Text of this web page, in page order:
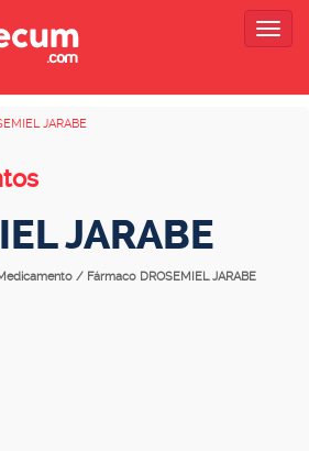
JARABE
JARABE
/ Fármaco DROSEMIEL JARABE